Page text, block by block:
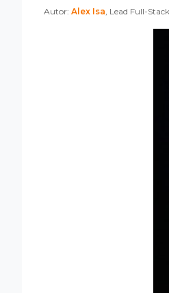
Autor: Alex Isa, Lead Full-